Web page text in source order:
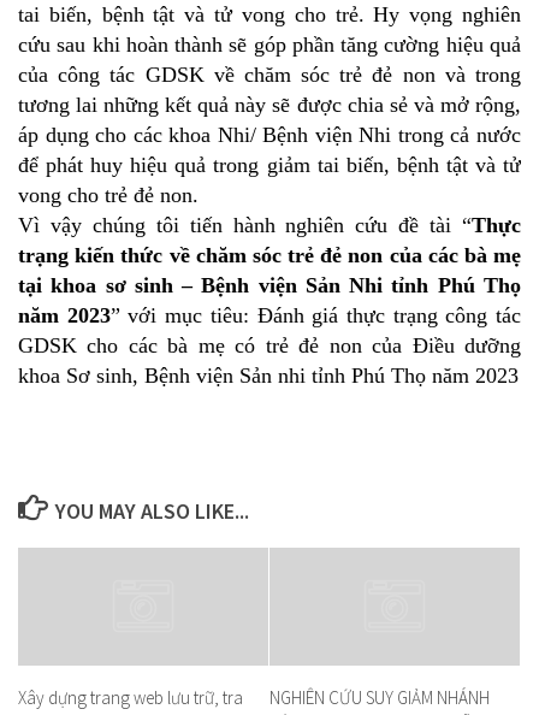
tai biến, bệnh tật và tử vong cho trẻ. Hy vọng nghiên
cứu sau khi hoàn thành sẽ góp phần tăng cường hiệu quả
của công tác GDSK về chăm sóc trẻ đẻ non và trong
tương lai những kết quả này sẽ được chia sẻ và mở rộng,
áp dụng cho các khoa Nhi/ Bệnh viện Nhi trong cả nước
để phát huy hiệu quả trong giảm tai biến, bệnh tật và tử
vong cho trẻ đẻ non.
Vì vậy chúng tôi tiến hành nghiên cứu đề tài “Thực
trạng kiến thức về chăm sóc trẻ đẻ non của các bà mẹ
tại khoa sơ sinh – Bệnh viện Sản Nhi tỉnh Phú Thọ
năm 2023” với mục tiêu: Đánh giá thực trạng công tác
GDSK cho các bà mẹ có trẻ đẻ non của Điều dưỡng
khoa Sơ sinh, Bệnh viện Sản nhi tỉnh Phú Thọ năm 2023
YOU MAY ALSO LIKE...
Xây dựng trang web lưu trữ, tra
NGHIÊN CỨU SUY GIẢM NHÁNH